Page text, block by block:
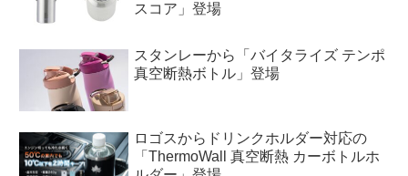
スコア」登場
スタンレーから「バイタライズ テンポ
真空断熱ボトル」登場
ロゴスからドリンクホルダー対応の
「ThermoWall 真空断熱 カーボトルホ